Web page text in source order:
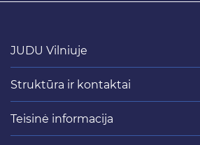
JUDU Vilniuje
Struktūra ir kontaktai
Teisinė informacija